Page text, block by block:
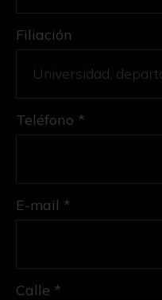
Filiación
Teléfono *
E-mail *
Calle *